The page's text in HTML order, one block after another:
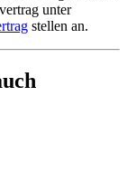
unter
stellen an.